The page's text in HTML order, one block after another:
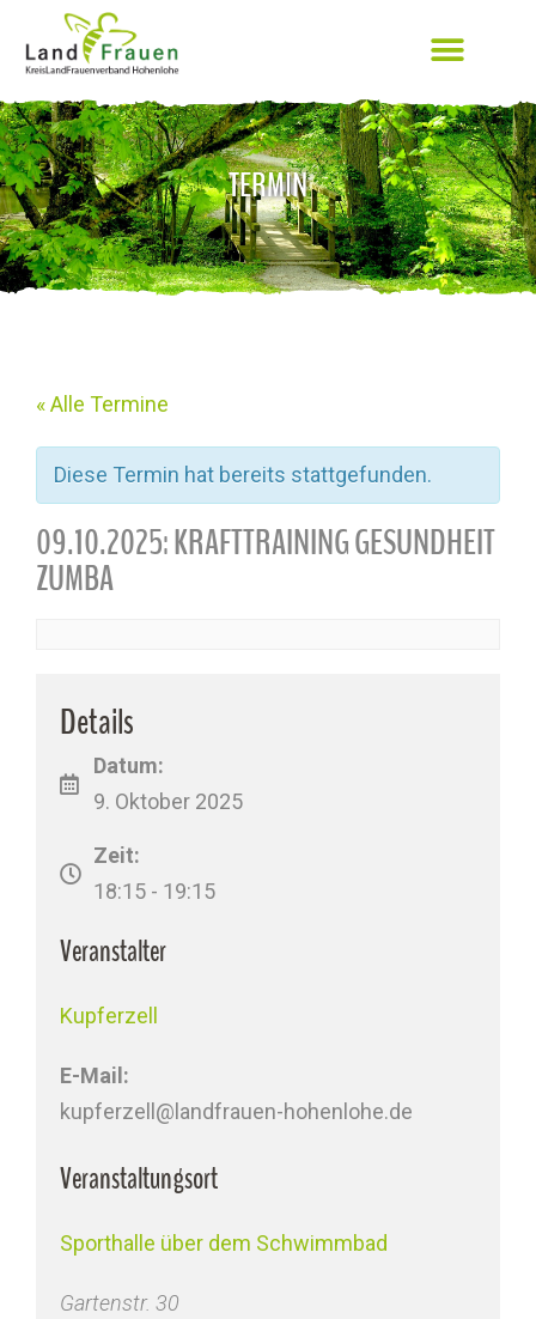
TERMIN
« Alle Termine
Diese Termin hat bereits stattgefunden.
09.10.2025: KRAFTTRAINING GESUNDHEIT
ZUMBA
Details
Datum:
9. Oktober 2025
Zeit:
18:15 - 19:15
Veranstalter
Kupferzell
E-Mail:
kupferzell@landfrauen-hohenlohe.de
Veranstaltungsort
Sporthalle über dem Schwimmbad
Gartenstr. 30